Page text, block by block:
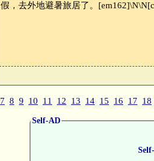
假，去外地避暑旅居了。
7 8 9 10 11 12 13 14 15 16 17 18
Self-AD